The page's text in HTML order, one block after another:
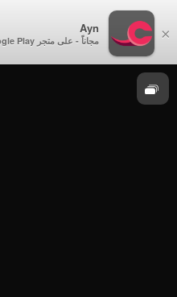
×
Ayn
مجاناً - على متجر Google Play
حارات
حارات